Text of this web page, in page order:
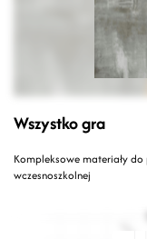
Wszystko gra
Kompleksowe materiały
wczesnoszkolnej